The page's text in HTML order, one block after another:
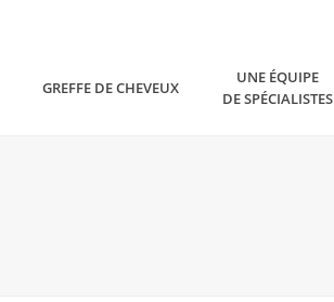
GREFFE DE CHEVEUX
UNE ÉQUIPE
DE SPÉCIALISTES